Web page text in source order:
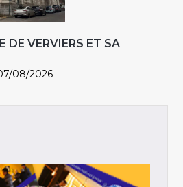
DE VERVIERS ET SA
08/2026